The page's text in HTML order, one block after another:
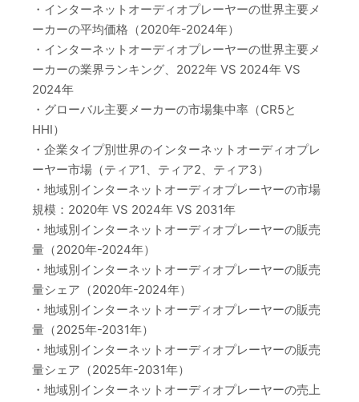
・インターネットオーディオプレーヤーの世界主要メ
ーカーの平均価格（2020年-2024年）
・インターネットオーディオプレーヤーの世界主要メ
ーカーの業界ランキング、2022年 VS 2024年 VS
2024年
・グローバル主要メーカーの市場集中率（CR5と
HHI）
・企業タイプ別世界のインターネットオーディオプレ
ーヤー市場（ティア1、ティア2、ティア3）
・地域別インターネットオーディオプレーヤーの市場
規模：2020年 VS 2024年 VS 2031年
・地域別インターネットオーディオプレーヤーの販売
量（2020年-2024年）
・地域別インターネットオーディオプレーヤーの販売
量シェア（2020年-2024年）
・地域別インターネットオーディオプレーヤーの販売
量（2025年-2031年）
・地域別インターネットオーディオプレーヤーの販売
量シェア（2025年-2031年）
・地域別インターネットオーディオプレーヤーの売上